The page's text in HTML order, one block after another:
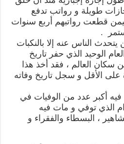
طويلة و رواتب تدفع
قطعت رواتبهم أربع سنوات
.
الناس عنه إلا بالنكبات
الوحيد الذي حفر تاريخ
العالم ، فقد أخذ هذا
على الأقل و سجل تاريخ وفاته
فيه أكبر عدد من الوفيات في
الذي توفي و مات فيه
، البسطاء والفقراء و